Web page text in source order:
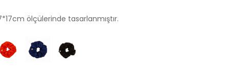
ölçülerinde tasarlanmıştır.